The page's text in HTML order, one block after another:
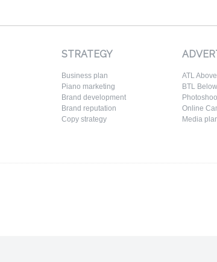
STRATEGY
Business plan
Piano marketing
Brand development
Brand reputation
Copy strategy
ATL
BTL
Online
Media